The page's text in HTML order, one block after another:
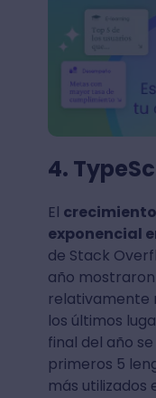
4.
El
exponencial
de Stack
año
relativamente
los últimos
final del año
primeros 5
más utilizados